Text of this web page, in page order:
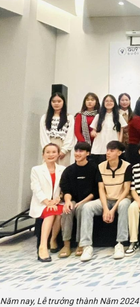
Năm nay, Lễ trưởng thành Năm